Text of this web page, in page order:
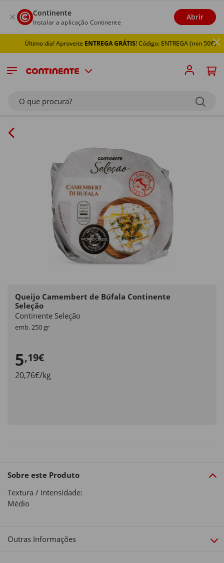
Continente
Instalar a aplicação Continente
Abrir
Último dia! AproveiteENTREGA GRÁTIS! Código: ENTREGA (min 50€)
O que procura?
Queijo Camembert de Búfala Continente
Seleção
Continente Seleção
emb. 250 gr
5,19€
20,76€/kg
Sobre este Produto
Textura / Intensidade:
Médio
Outras Informações